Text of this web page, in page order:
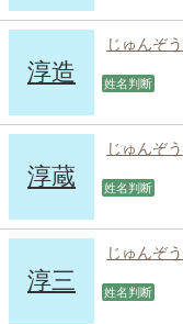
淳造
じゅんぞう
姓名判断
淳蔵
じゅんぞう
姓名判断
淳三
じゅんぞう
姓名判断